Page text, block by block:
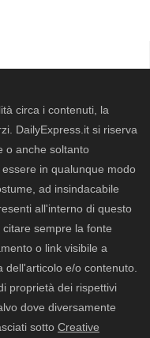
circa i contenuti, la
DailyExpress.it si riserva
o anche soltanto
in qualunque modo
ad insindacabile
all'interno di questo
sempre la fonte
o link visibile a
dell'articolo e/o contenuto.
proprietà dei rispettivi
dove diversamente
sotto Creative